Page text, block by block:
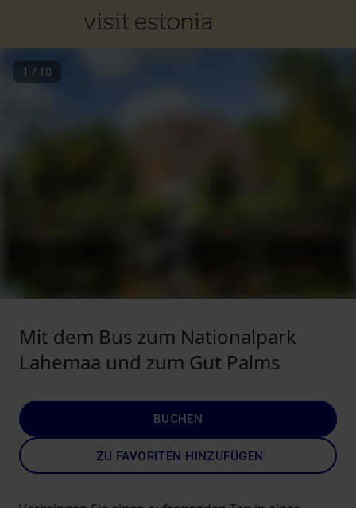
1 / 10
Mit dem Bus zum Nationalpark
Lahemaa und zum Gut Palms
BUCHEN
ZU FAVORITEN HINZUFÜGEN